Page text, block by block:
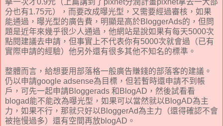
擊一次才0.9元（上篇講到了pixnet分潤計畫pixnet拿去一大部
分也有1.75元），而要改成曝光型，又需要經過審核，如果
能通過，曝光型的廣告費，明顯是高於BloggerAds的，但問
題是近年來幾乎很少人通過，他網站是說如果有每天5000次
點閱建議去申請，但事實上不代表你有5000次就會過（已有
實際申請的經驗）他另外還有很多其他不知名的標準。
整體而言，給想要用部落格一般廣告賺錢的部落客的建議。
仍以申請google adsense為目標，但若暫時還申請不到帳
戶，可先一起申請Bloggerads 和BlogAD，然後試看看
blogad能不能改為曝光型，如果可以當然就以BlogAD為主
力，如果不行，那就只好以BloggerAd為主力（還得確認不會
被拖慢過多）還有空間再放blogAD。